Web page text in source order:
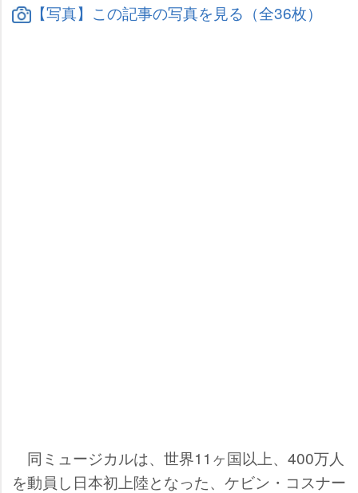
【写真】この記事の写真を見る（全36枚）
同ミュージカルは、世界11ヶ国以上、400万人
を動員し日本初上陸となった、ケビン・コスナー